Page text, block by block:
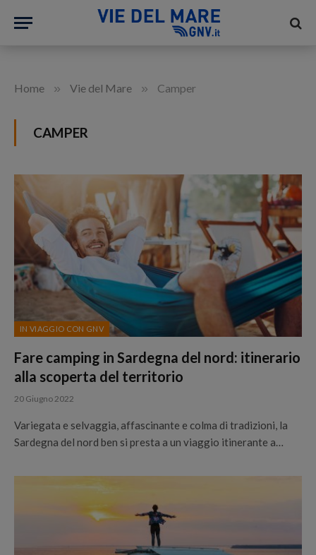
Home » Vie del Mare » Camper
CAMPER
IN VIAGGIO CON GNV
Fare camping in Sardegna del nord: itinerario
alla scoperta del territorio
20 Giugno 2022
Variegata e selvaggia, affascinante e colma di tradizioni, la
Sardegna del nord ben si presta a un viaggio itinerante a…